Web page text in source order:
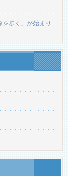
歩く」が始まり